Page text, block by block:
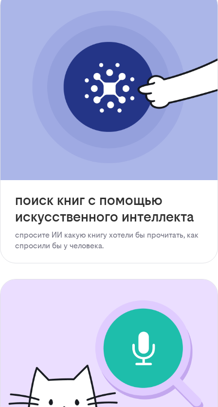
поиск книг с помощью
искусственного интеллекта
спросите ИИ какую книгу хотели бы прочитать, как
спросили бы у человека.